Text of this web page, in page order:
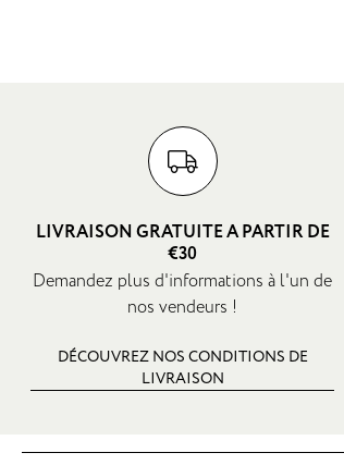
LIVRAISON GRATUITE A PARTIR DE
€30
Demandez plus d'informations à l'un de
nos vendeurs !
DÉCOUVREZ NOS CONDITIONS DE
LIVRAISON